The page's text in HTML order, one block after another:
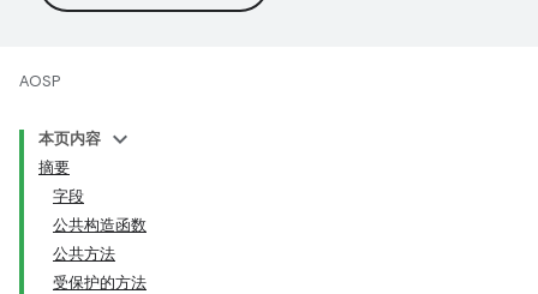
AOSP
本页内容
摘要
字段
公共构造函数
公共方法
受保护的方法